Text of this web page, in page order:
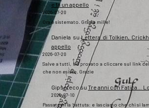
e fa un appello
2026-07-20
Ora è sistemato. Grazie mille!
Daniela suLettera di Tolkien,
appello
2026-07-20
Salve a tutti, ho provato a cliccare sul link
che non esiste. Grazie
Gipsotecosu Tre anni con Fatica…
2026-07-10
Passatemi la battuta: e lasciamo che chi si